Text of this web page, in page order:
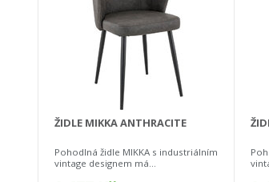
ŽIDLE MIKKA ANTHRACITE
Pohodlná židle MIKKA s industriálním
vintage designem má...